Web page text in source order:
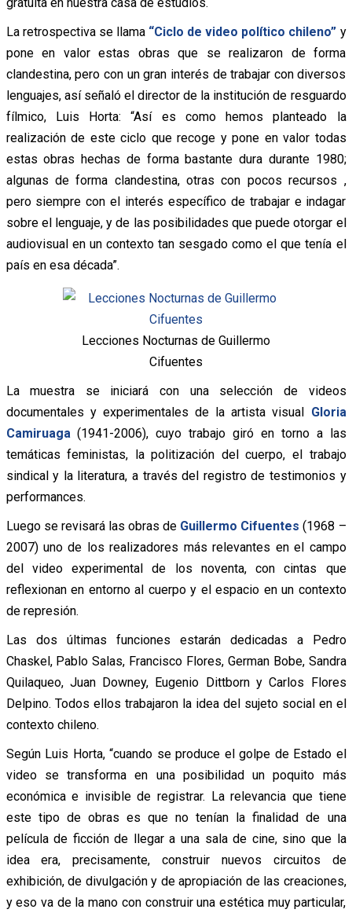
La retrospectiva se llama“Ciclo de video político chileno” y
pone en valor estas obras que se realizaron de forma
clandestina, pero con un gran interés de trabajar con diversos
lenguajes, así señaló el director de la institución de resguardo
fílmico, Luis Horta: “Así es como hemos planteado la
realización de este ciclo que recoge y pone en valor todas
estas obras hechas de forma bastante dura durante 1980;
algunas de forma clandestina, otras con pocos recursos ,
pero siempre con el interés específico de trabajar e indagar
sobre el lenguaje, y de las posibilidades que puede otorgar el
audiovisual en un contexto tan sesgado como el que tenía el
país en esa década”.
Lecciones Nocturnas de Guillermo
Cifuentes
La muestra se iniciará con una selección de videos
documentales y experimentales de la artista visual Gloria
Camiruaga (1941-2006), cuyo trabajo giró en torno a las
temáticas feministas, la politización del cuerpo, el trabajo
sindical y la literatura, a través del registro de testimonios y
performances.
Luego se revisará las obras de Guillermo Cifuentes (1968 –
2007) uno de los realizadores más relevantes en el campo
del video experimental de los noventa, con cintas que
reflexionan en entorno al cuerpo y el espacio en un contexto
de represión.
Las dos últimas funciones estarán dedicadas a Pedro
Chaskel, Pablo Salas, Francisco Flores, German Bobe, Sandra
Quilaqueo, Juan Downey, Eugenio Dittborn y Carlos Flores
Delpino. Todos ellos trabajaron la idea del sujeto social en el
contexto chileno.
Según Luis Horta, “cuando se produce el golpe de Estado el
video se transforma en una posibilidad un poquito más
económica e invisible de registrar. La relevancia que tiene
este tipo de obras es que no tenían la finalidad de una
película de ficción de llegar a una sala de cine, sino que la
idea era, precisamente, construir nuevos circuitos de
exhibición, de divulgación y de apropiación de las creaciones,
y eso va de la mano con construir una estética muy particular,